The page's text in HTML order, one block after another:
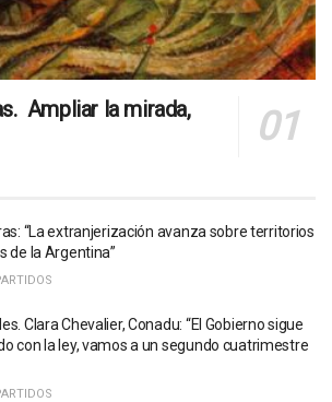
Ampliar la mirada,
“La extranjerización avanza sobre territorios
de la Argentina”
Clara Chevalier, Conadu: “El Gobierno sigue
con la ley, vamos a un segundo cuatrimestre